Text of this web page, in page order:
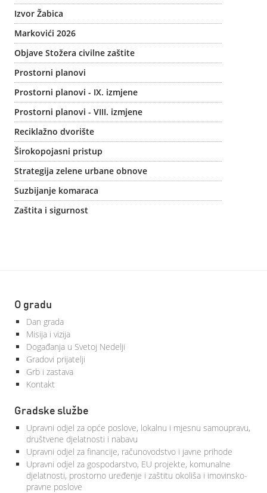
Izvor Žabica
Markovići 2026
Objave Stožera civilne zaštite
Prostorni planovi
Prostorni planovi - IX. izmjene
Prostorni planovi - VIII. izmjene
Reciklažno dvorište
Širokopojasni pristup
Strategija zelene urbane obnove
Suzbijanje komaraca
Zaštita i sigurnost
O gradu
Dan grada
Misija i vizija
Događanja u Svetoj Nedelji
Gradovi prijatelji
Grb i zastava
Kontakt
Gradske službe
Upravni odjel za opće poslove, lokalnu i mjesnu samoupravu,
društvene djelatnosti i nabavu
Upravni odjel za financije, računovodstvo i javne prihode
Upravni odjel za gospodarstvo, EU projekte, komunalne
djelatnosti, prostorno uređenje i zaštitu okoliša i imovinsko-
pravne poslove